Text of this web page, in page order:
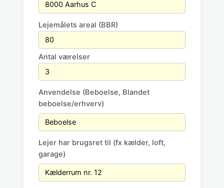
Lejemålets areal (BBR)
Antal værelser
Anvendelse (Beboelse, Blandet
beboelse/erhverv)
Lejer har brugsret til (fx kælder, loft,
garage)